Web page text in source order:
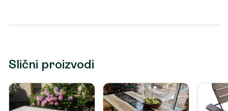
Slični proizvodi